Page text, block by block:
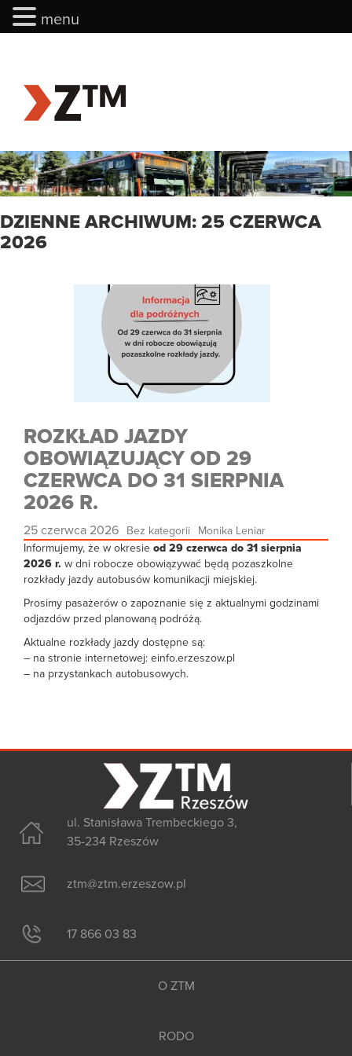
DZIENNE ARCHIWUM: 25 CZERWCA
2026
ROZKŁAD JAZDY
OBOWIĄZUJĄCY OD 29
CZERWCA DO 31 SIERPNIA
2026 R.
25 czerwca 2026 Bez kategorii
Monika Leniar
Informujemy, że w okresie od 29 czerwca do 31 sierpnia
2026 r. w dni robocze obowiązywać będą pozaszkolne
rozkłady jazdy autobusów komunikacji miejskiej.
Prosimy pasażerów o zapoznanie się z aktualnymi godzinami
odjazdów przed planowaną podróżą.
Aktualne rozkłady jazdy dostępne są:
– na stronie internetowej: einfo.erzeszow.pl
– na przystankach autobusowych.
ul. Stanisława Trembeckiego 3,
35-234 Rzeszów
ztm@ztm.erzeszow.pl
17 866 03 83
O ZTM
RODO
menu
menu